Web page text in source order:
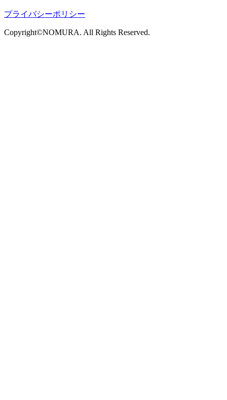
プライバシーポリシー
Copyright©NOMURA. All Rights Reserved.